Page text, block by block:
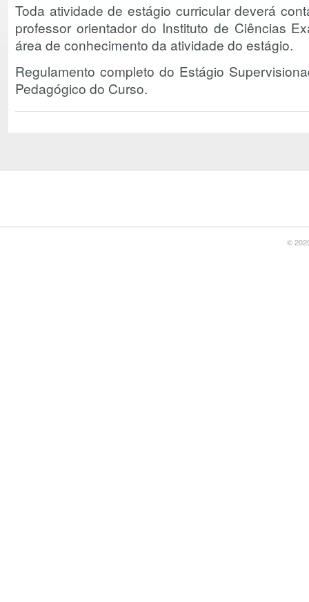
Toda atividade de estágio curricular deverá
professor orientador do Instituto de Ciências
área de conhecimento da atividade do estágio.
Regulamento completo do Estágio
Pedagógico do Curso.
©